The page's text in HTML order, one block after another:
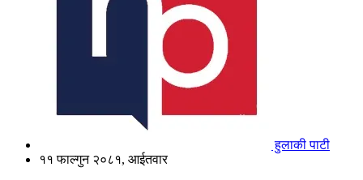
हुलाकी पाटी
११ फाल्गुन २०८१, आईतवार